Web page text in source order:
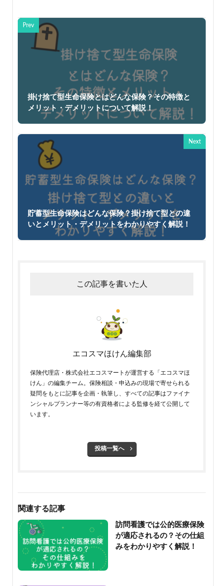
Prev
掛け捨て型生命保険とはどんな保険？その特徴と
メリット・デメリットについて解説！
Next
貯蓄型生命保険はどんな保険？掛け捨て型との違
いとメリット・デメリットをわかりやすく解説！
この記事を書いた人
エコスマほけん編集部
保険代理店・株式会社エコスマートが運営する「エコスマほ
けん」の編集チーム。保険相談・申込みの現場で寄せられる
疑問をもとに記事を企画・執筆し、すべての記事はファイナ
ンシャルプランナー等の有資格者による監修を経て公開して
います。
投稿一覧へ
関連する記事
訪問看護では公的医療保険
が適応されるの？その仕組
みをわかりやすく解説！